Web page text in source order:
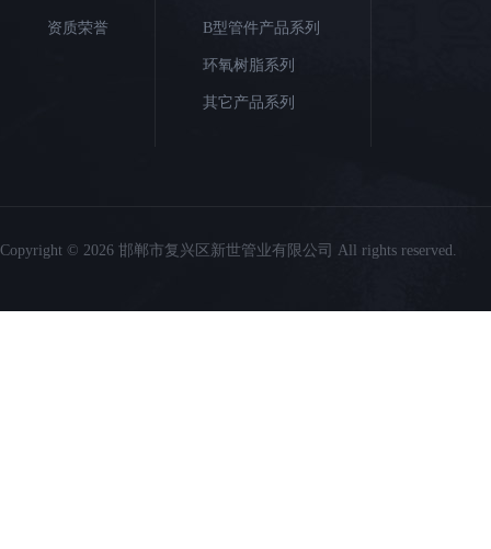
资质荣誉 B型管件产品系列
环氧树脂系列
其它产品系列
Copyright © 2026 邯郸市复兴区新世管业有限公司 All rights reserved.